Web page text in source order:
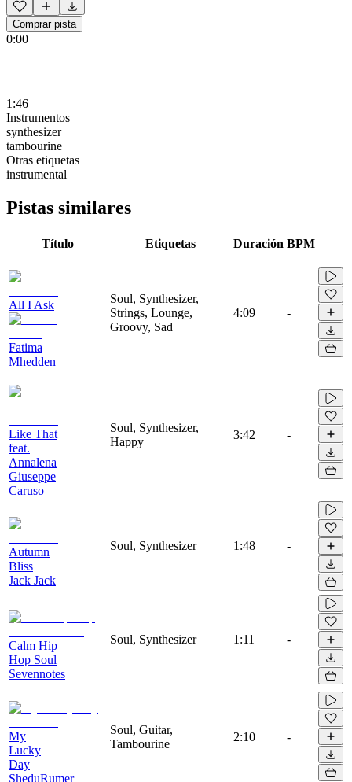
Comprar pista
0:00
1:46
Instrumentos
synthesizer
tambourine
Otras etiquetas
instrumental
Pistas similares
Título Etiquetas Duración BPM
All I Ask
Fatima
Mhedden
Soul, Synthesizer,
Strings, Lounge,
Groovy, Sad
4:09 -
Like That
feat.
Annalena
Giuseppe
Caruso
Soul, Synthesizer,
Happy
3:42 -
Autumn
Bliss
Jack Jack
Soul, Synthesizer 1:48 -
Calm Hip
Hop Soul
Sevennotes
Soul, Synthesizer 1:11 -
My
Lucky
Day
SheduRumer
Soul, Guitar,
Tambourine
2:10 -